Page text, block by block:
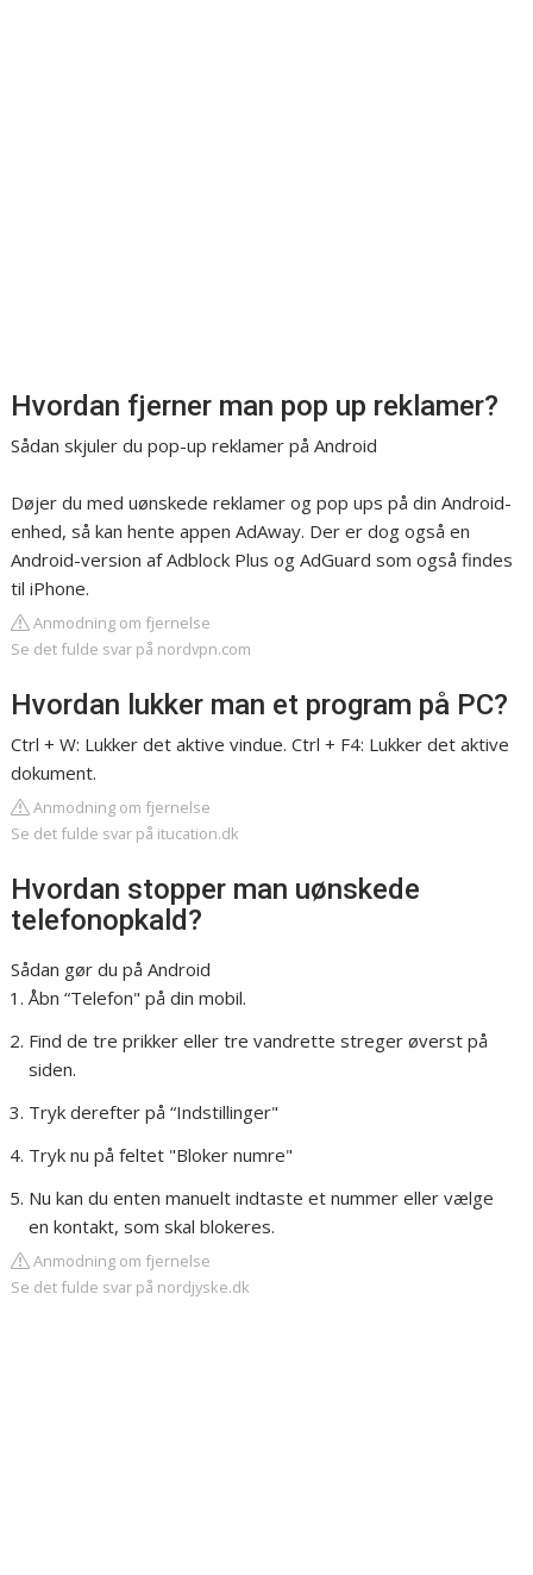
Hvordan fjerner man pop up reklamer?
Sådan skjuler du pop-up reklamer på Android
Døjer du med uønskede reklamer og pop ups på din Android-
enhed, så kan hente appen AdAway. Der er dog også en
Android-version af Adblock Plus og AdGuard som også findes
til iPhone.
Anmodning om fjernelse
Se det fulde svar på nordvpn.com
Hvordan lukker man et program på PC?
Ctrl + W: Lukker det aktive vindue. Ctrl + F4: Lukker det aktive
dokument.
Anmodning om fjernelse
Se det fulde svar på itucation.dk
Hvordan stopper man uønskede
telefonopkald?
Sådan gør du på Android
Åbn “Telefon" på din mobil.
Find de tre prikker eller tre vandrette streger øverst på
siden.
Tryk derefter på “Indstillinger"
Tryk nu på feltet "Bloker numre"
Nu kan du enten manuelt indtaste et nummer eller vælge
en kontakt, som skal blokeres.
Anmodning om fjernelse
Se det fulde svar på nordjyske.dk